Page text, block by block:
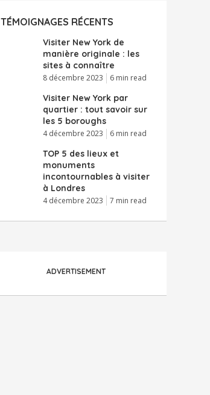
TÉMOIGNAGES RÉCENTS
Visiter New York de
manière originale : les
sites à connaître
8 décembre 2023 6 min read
Visiter New York par
quartier : tout savoir sur
les 5 boroughs
4 décembre 2023 6 min read
TOP 5 des lieux et
monuments
incontournables à visiter
à Londres
4 décembre 2023 7 min read
ADVERTISEMENT